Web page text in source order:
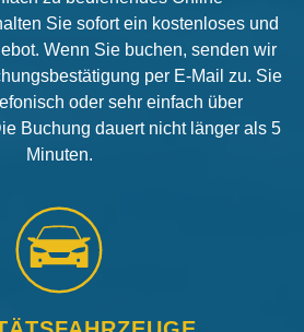
Sie sofort ein kostenloses und
Wenn Sie buchen, senden wir
per E-Mail zu. Sie
oder sehr einfach über
Buchung dauert nicht länger als 5
Minuten.